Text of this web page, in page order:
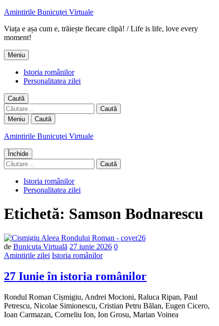
Amintirile Bunicuţei Virtuale
Viața e așa cum e, trăiește fiecare clipă! / Life is life, love every
moment!
Meniu
Istoria românilor
Personalitatea zilei
Caută
Caută
după:
Meniu Caută
Amintirile Bunicuţei Virtuale
Închide
Caută
după:
Istoria românilor
Personalitatea zilei
Etichetă: Samson Bodnarescu
de Bunicuţa Virtuală 27 iunie 2026 Număr
0
Amintirile zilei Istoria românilor
27 Iunie în istoria românilor
Rondul Roman Cișmigiu, Andrei Mocioni, Raluca Ripan, Paul
Petrescu, Nicolae Simionescu, Cristian Petru Bălan, Eugen Cicero,
Ioan Carmazan, Corneliu Ion, Ion Grosu, Marian Voinea